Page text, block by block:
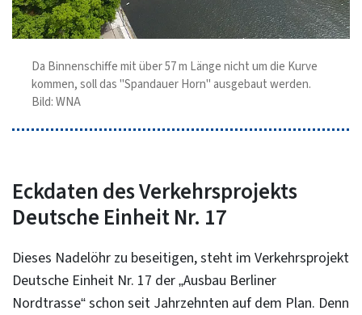
Da Binnenschiffe mit über 57 m Länge nicht um die Kurve
kommen, soll das "Spandauer Horn" ausgebaut werden.
Bild: WNA
Eckdaten des Verkehrsprojekts
Deutsche Einheit Nr. 17
Dieses Nadelöhr zu beseitigen, steht im Verkehrsprojekt
Deutsche Einheit Nr. 17 der „Ausbau Berliner
Nordtrasse“ schon seit Jahrzehnten auf dem Plan. Denn